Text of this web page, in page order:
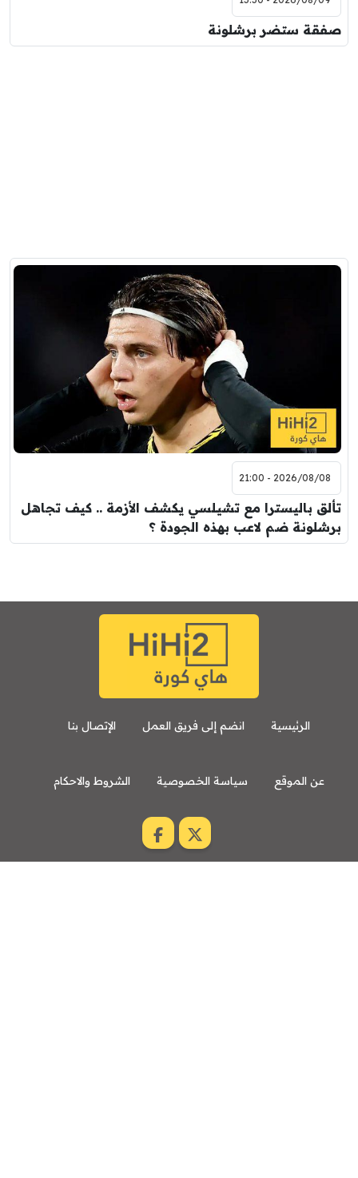
صفقة ستضر برشلونة
2026/08/08 - 21:00
تألق باليسترا مع تشيلسي يكشف الأزمة .. كيف تجاهل
برشلونة ضم لاعب بهذه الجودة ؟
الرئيسية انضم إلى فريق العمل الإتصال بنا
عن الموقع سياسة الخصوصية الشروط والاحكام